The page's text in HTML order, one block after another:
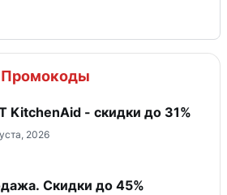
Промокоды
KitchenAid - скидки до 31%
2026
Скидки до 45%